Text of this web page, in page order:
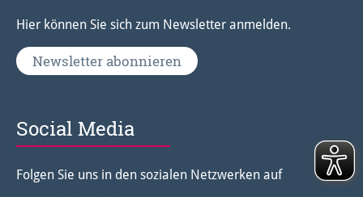
Hier können Sie sich zum Newsletter anmelden.
Newsletter abonnieren
Social Media
Folgen Sie uns in den sozialen Netzwerken auf